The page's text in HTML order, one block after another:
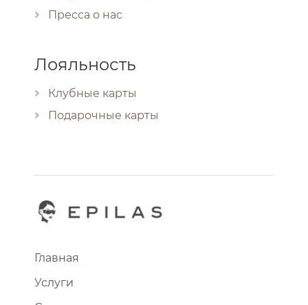
Пресса о нас
Лояльность
Клубные карты
Подарочные карты
Главная
Услуги